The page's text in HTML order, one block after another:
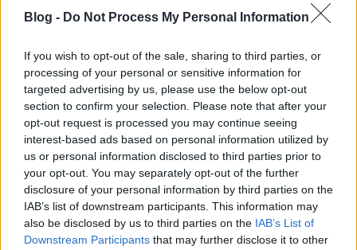
Blog - Do Not Process My Personal Information
If you wish to opt-out of the sale, sharing to third parties, or
processing of your personal or sensitive information for
targeted advertising by us, please use the below opt-out
section to confirm your selection. Please note that after your
opt-out request is processed you may continue seeing
interest-based ads based on personal information utilized by
us or personal information disclosed to third parties prior to
your opt-out. You may separately opt-out of the further
disclosure of your personal information by third parties on the
IAB’s list of downstream participants. This information may
also be disclosed by us to third parties on the IAB’s List of
Downstream Participants that may further disclose it to other
Az Old Smokey Classic grillrács-átmérője 43 cm, ez